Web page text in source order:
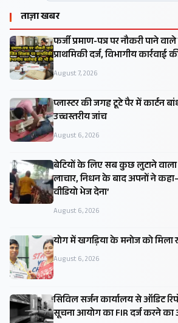
ताज़ा खबर
फर्जी प्रमाण-पत्र पर नौकरी पाने
प्राथमिकी दर्ज, विभागीय कार्रवाई
August 7, 2026
प्लास्टर की जगह टूटे पैर में कार्टन
उच्चस्तरीय जांच
August 6, 2026
बेटियों के लिए सब कुछ लुटाने वाला
लाचार, निधन के बाद अपनों ने
वीडियो भेज देना’
August 6, 2026
​योग में खगड़िया के मनोज को
August 6, 2026
सिविल सर्जन कार्यालय से ऑडिट
सूचना आयोग का FIR दर्ज करने